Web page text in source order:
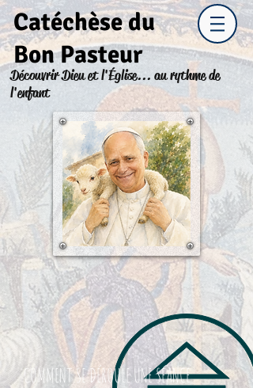
Catéchèse du
Bon Pasteur
Découvrir Dieu et l'Église... au rythme de
l'enfant
COMMENT SE DÉROULE UNE SÉANCE